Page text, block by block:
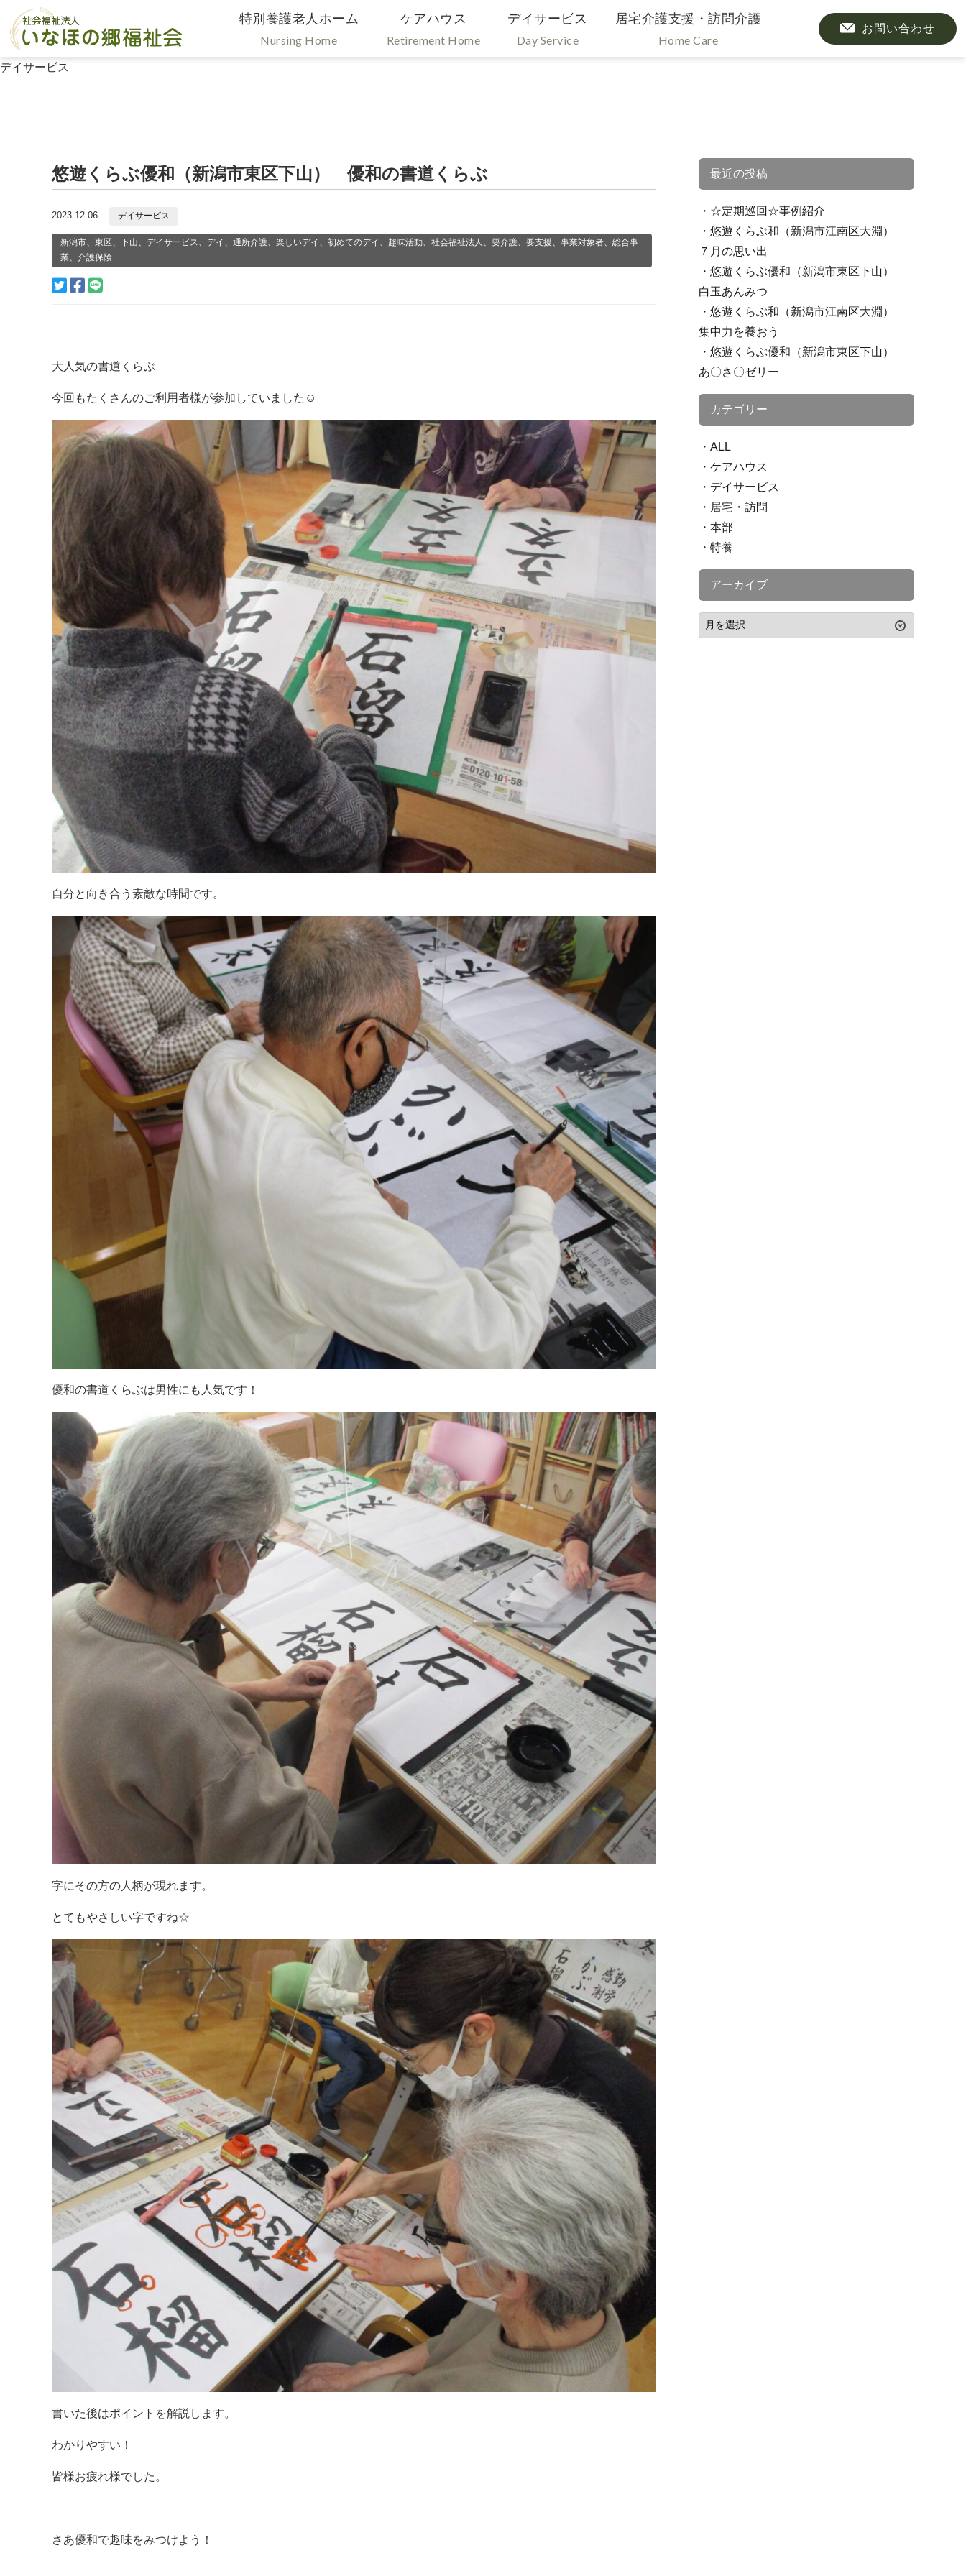
特別養護老人ホーム
Nursing Home
ケアハウス
Retirement Home
デイサービス
Day Service
居宅介護支援・訪問介護
Home Care
お問い合わせ
デイサービス
悠遊くらぶ優和（新潟市東区下山） 優和の書道くらぶ
2023-12-06 デイサービス
新潟市、東区、下山、デイサービス、デイ、通所介護、楽しいデイ、初めてのデイ、趣味活動、社会福祉法人、要介護、要支援、事業対象者、総合事
業、介護保険
大人気の書道くらぶ
今回もたくさんのご利用者様が参加していました☺
自分と向き合う素敵な時間です。
優和の書道くらぶは男性にも人気です！
字にその方の人柄が現れます。
とてもやさしい字ですね☆
書いた後はポイントを解説します。
わかりやすい！
皆様お疲れ様でした。
さあ優和で趣味をみつけよう！
最近の投稿
☆定期巡回☆事例紹介
悠遊くらぶ和（新潟市江南区大淵）
７月の思い出
悠遊くらぶ優和（新潟市東区下山）
白玉あんみつ
悠遊くらぶ和（新潟市江南区大淵）
集中力を養おう
悠遊くらぶ優和（新潟市東区下山）
あ〇さ〇ゼリー
カテゴリー
ALL
ケアハウス
デイサービス
居宅・訪問
本部
特養
アーカイブ